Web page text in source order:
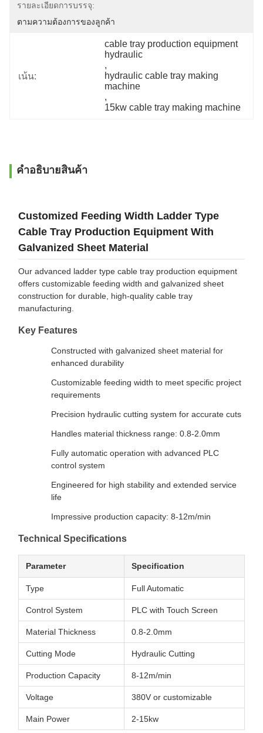
รายละเอียดการบรรจุ:
ตามความต้องการของลูกค้า
เน้น:
cable tray production equipment
hydraulic
,
hydraulic cable tray making
machine
,
15kw cable tray making machine
คําอธิบายสินค้า
Customized Feeding Width Ladder Type
Cable Tray Production Equipment With
Galvanized Sheet Material
Our advanced ladder type cable tray production equipment
offers customizable feeding width and galvanized sheet
construction for durable, high-quality cable tray
manufacturing.
Key Features
Constructed with galvanized sheet material for
enhanced durability
Customizable feeding width to meet specific project
requirements
Precision hydraulic cutting system for accurate cuts
Handles material thickness range: 0.8-2.0mm
Fully automatic operation with advanced PLC
control system
Engineered for high stability and extended service
life
Impressive production capacity: 8-12m/min
Technical Specifications
Parameter Specification
Type Full Automatic
Control System PLC with Touch Screen
Material Thickness 0.8-2.0mm
Cutting Mode Hydraulic Cutting
Production Capacity 8-12m/min
Voltage 380V or customizable
Main Power 2-15kw